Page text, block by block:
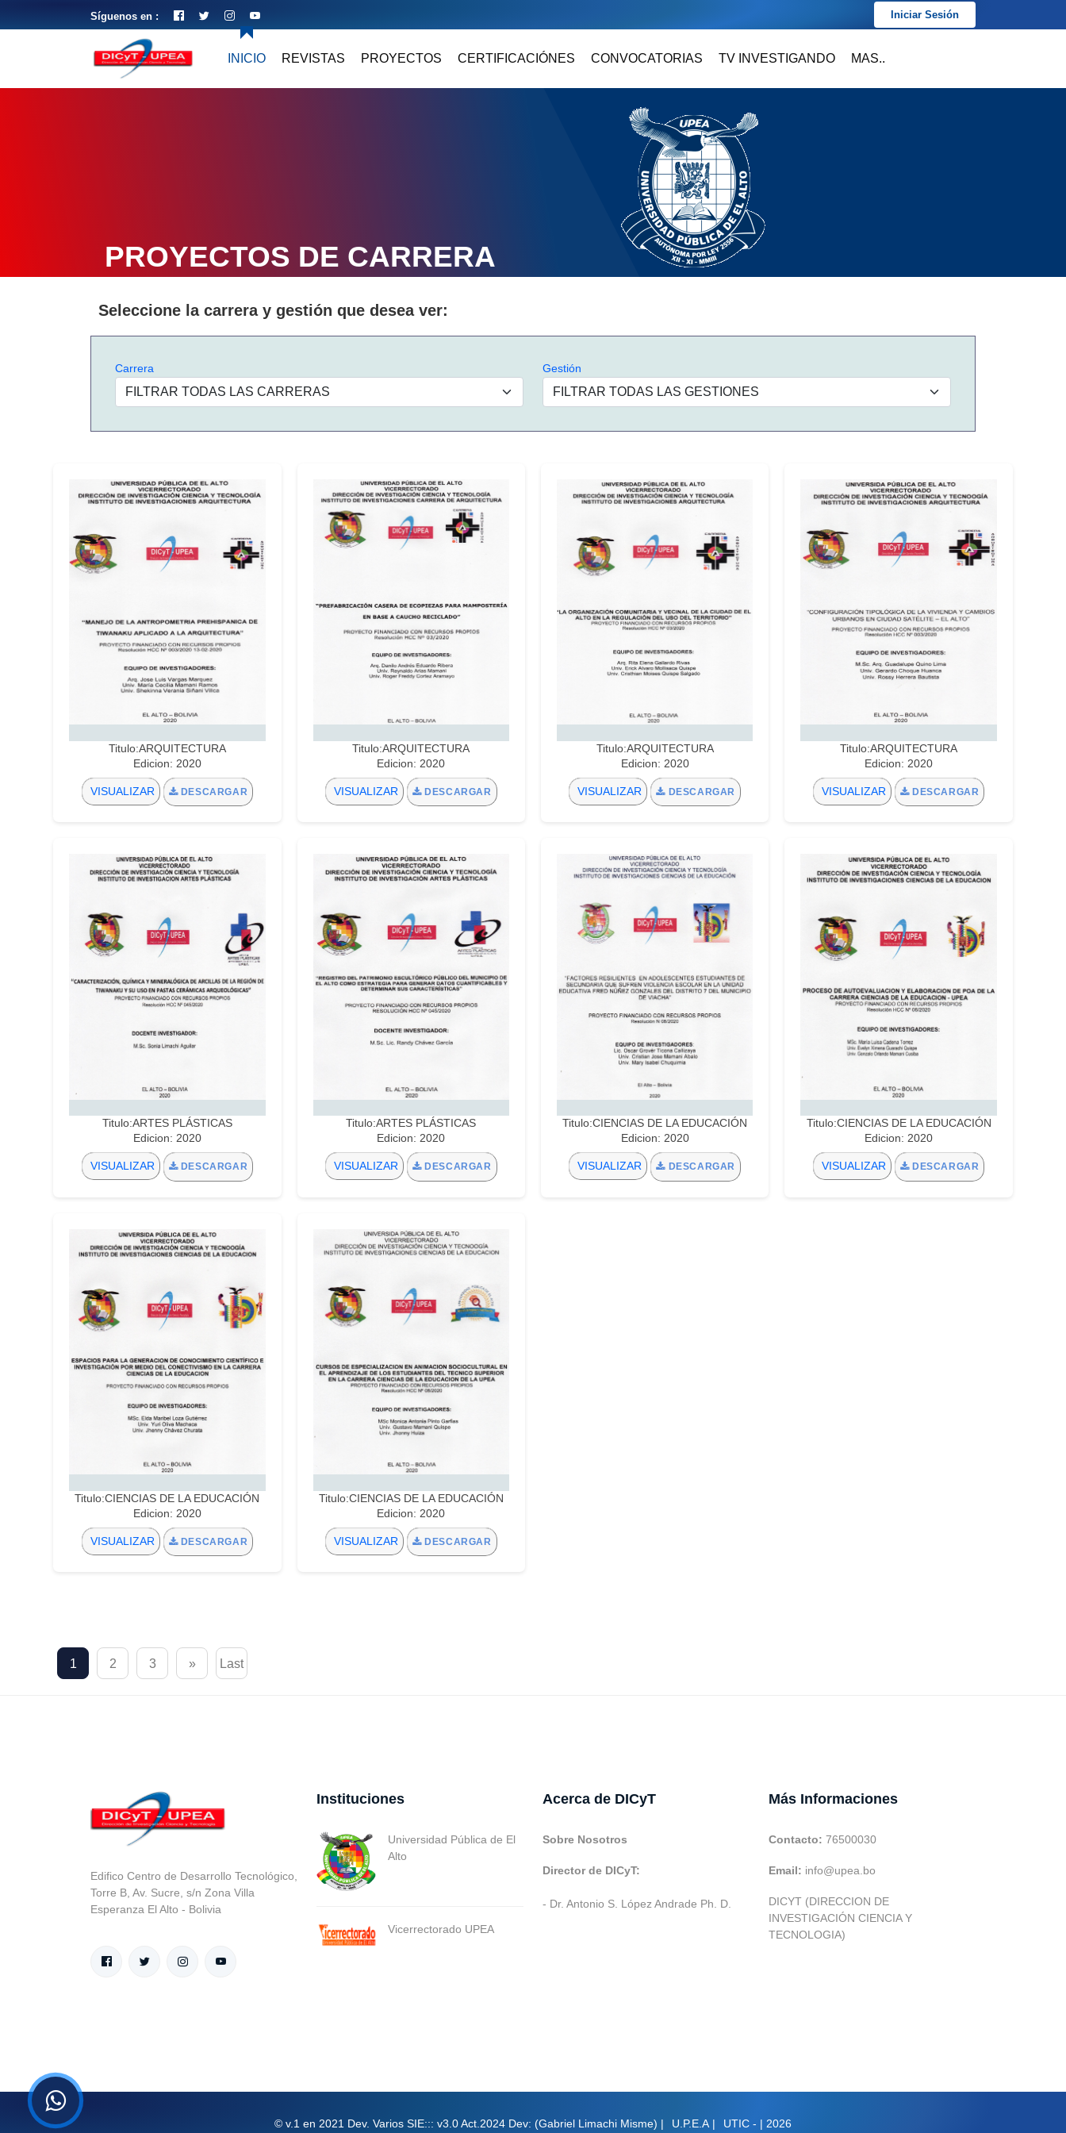
Síguenos en : Iniciar Sesión
INICIO REVISTAS PROYECTOS CERTIFICACIÓNES CONVOCATORIAS TV INVESTIGANDO MAS..
PROYECTOS DE CARRERA
Seleccione la carrera y gestión que desea ver:
Carrera Gestión
Titulo:ARQUITECTURA
Edicion: 2020
VISUALIZAR DESCARGAR
Titulo:ARQUITECTURA
Edicion: 2020
VISUALIZAR DESCARGAR
Titulo:ARQUITECTURA
Edicion: 2020
VISUALIZAR DESCARGAR
Titulo:ARQUITECTURA
Edicion: 2020
VISUALIZAR DESCARGAR
Titulo:ARTES PLÁSTICAS
Edicion: 2020
VISUALIZAR DESCARGAR
Titulo:ARTES PLÁSTICAS
Edicion: 2020
VISUALIZAR DESCARGAR
Titulo:CIENCIAS DE LA EDUCACIÓN
Edicion: 2020
VISUALIZAR DESCARGAR
Titulo:CIENCIAS DE LA EDUCACIÓN
Edicion: 2020
VISUALIZAR DESCARGAR
Titulo:CIENCIAS DE LA EDUCACIÓN
Edicion: 2020
VISUALIZAR DESCARGAR
Titulo:CIENCIAS DE LA EDUCACIÓN
Edicion: 2020
VISUALIZAR DESCARGAR
1 2 3 » Last
Edifico Centro de Desarrollo Tecnológico,
Torre B, Av. Sucre, s/n Zona Villa
Esperanza El Alto - Bolivia
Instituciones
Universidad Pública de El
Alto
Vicerrectorado UPEA
Acerca de DICyT
Sobre Nosotros
Director de DICyT:
- Dr. Antonio S. López Andrade Ph. D.
Más Informaciones
Contacto: 76500030
Email: info@upea.bo
DICYT (DIRECCION DE
INVESTIGACIÓN CIENCIA Y
TECNOLOGIA)
© v.1 en 2021 Dev. Varios SIE::: v3.0 Act.2024 Dev: (Gabriel Limachi Misme) | U.P.E.A | UTIC - | 2026